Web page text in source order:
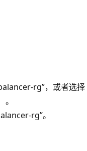
rg”，或者选择
。
rg”。